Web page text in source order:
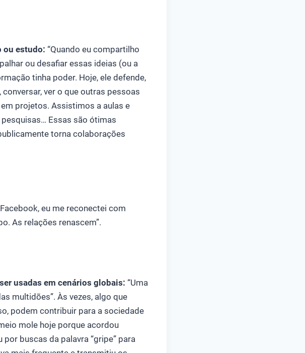
ou estudo: “Quando eu compartilho
ou desafiar essas ideias (ou a
tinha poder. Hoje, ele defende,
ver o que outras pessoas
projetos. Assistimos a aulas e
Essas são ótimas
torna colaborações
eu me reconectei com
As relações renascem”.
usadas em cenários globais: “Uma
multidões”. Às vezes, algo que
podem contribuir para a sociedade
mole hoje porque acordou
buscas da palavra “gripe” para